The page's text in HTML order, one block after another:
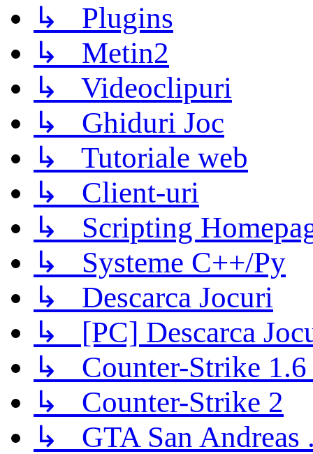
↳ Plugins
↳ Metin2
↳ Videoclipuri
↳ Ghiduri Joc
↳ Tutoriale web
↳ Client-uri
↳ Scripting
↳ Systeme C++/Py
↳ Descarca Jocuri
↳ [PC] Descarca
↳ Counter-Strike 1.6
↳ Counter-Strike 2
↳ GTA San Andreas